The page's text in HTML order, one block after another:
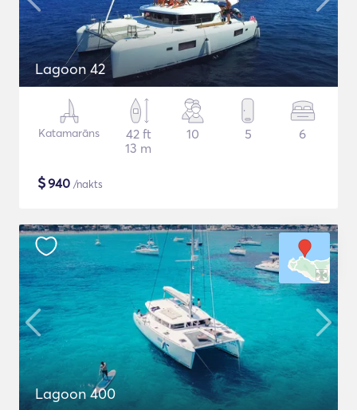
Lagoon 42
Katamarāns
42 ft
13 m
10 5 6
$940 /nakts
Lagoon 400